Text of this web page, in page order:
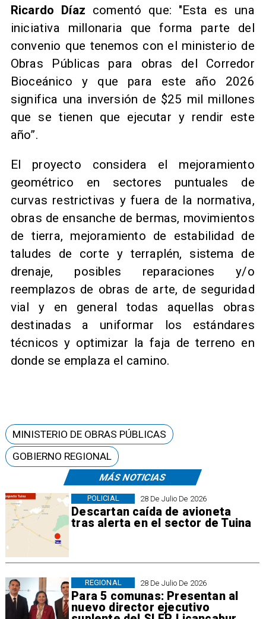
Ricardo Díaz comentó que: "Esta es una
iniciativa millonaria que forma parte del
convenio que tenemos con el ministerio de
Obras Públicas para obras del Corredor
Bioceánico y que para este año 2026
significa una inversión de $25 mil millones
que se tienen que ejecutar y rendir este
año”.
El proyecto considera el mejoramiento
geométrico en sectores puntuales de
curvas restrictivas y fuera de la normativa,
obras de ensanche de bermas, movimientos
de tierra, mejoramiento de estabilidad de
taludes de corte y terraplén, sistema de
drenaje, posibles reparaciones y/o
reemplazos de obras de arte, de seguridad
vial y en general todas aquellas obras
destinadas a uniformar los estándares
técnicos y optimizar la faja de terreno en
donde se emplaza el camino.
MÁS NOTICIAS
28 De Julio De 2026
Descartan caída de avioneta
tras alerta en el sector de Tuina
POLICIAL
28 De Julio De 2026
Para 5 comunas: Presentan al
nuevo director ejecutivo
REGIONAL
MINISTERIO DE OBRAS PÚBLICAS
GOBIERNO REGIONAL